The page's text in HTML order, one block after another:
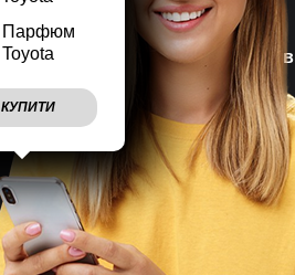
Парфюм
Toyota
КУПИТИ
Наш магазин працює7 днів
Враховуємопобажання
клієнтів
Швидковідправляємо